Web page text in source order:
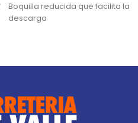
Boquilla reducida que facilita la
descarga